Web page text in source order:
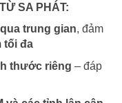
SA PHÁT:
trung gian, đảm
tối đa
thước riêng – đáp